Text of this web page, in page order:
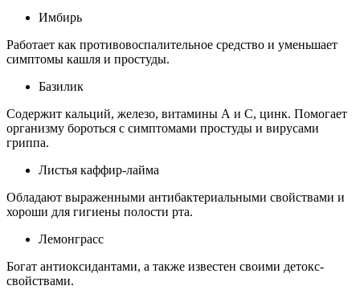
Имбирь
Работает как противовоспалительное средство и уменьшает
симптомы кашля и простуды.
Базилик
Содержит кальций, железо, витамины А и С, цинк. Помогает
организму бороться с симптомами простуды и вирусами
гриппа.
Листья каффир-лайма
Обладают выраженными антибактериальными свойствами и
хороши для гигиены полости рта.
Лемонграсс
Богат антиоксидантами, а также известен своими детокс-
свойствами.